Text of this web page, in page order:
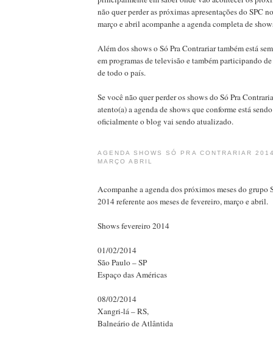
não quer perder as próximas apresentações do SPC
março e abril acompanhe a agenda completa de
Além dos shows o Só Pra Contrariar também está
em programas de televisão e também participando
de todo o país.
Se você não quer perder os shows do Só Pra
atento(a) a agenda de shows que conforme está
oficialmente o blog vai sendo atualizado.
AGENDA SHOWS SÓ PRA CONTRARIAR
MARÇO ABRIL
Acompanhe a agenda dos próximos meses do grupo
2014 referente aos meses de fevereiro, março e abril.
Shows fevereiro 2014
01/02/2014
São Paulo – SP
Espaço das Américas
08/02/2014
Xangri-lá – RS,
Balneário de Atlântida